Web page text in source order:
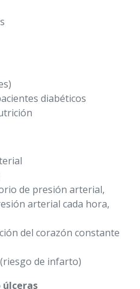
diabéticos
de presión arterial,
arterial cada hora,
del corazón constante
de infarto)
úlceras